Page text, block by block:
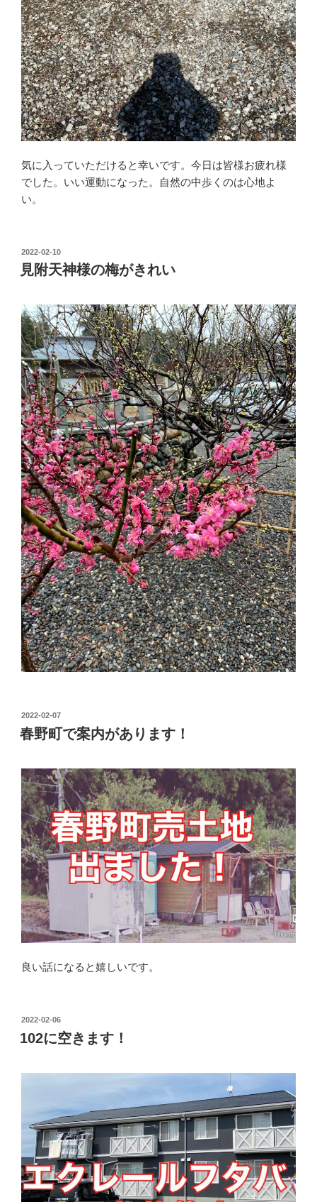
気に入っていただけると幸いです。今日は皆様お疲れ様
でした。いい運動になった。自然の中歩くのは心地よ
い。
投
稿
日:
2022-02-10
見附天神様の梅がきれい
投
稿
日:
2022-02-07
春野町で案内があります！
良い話になると嬉しいです。
投
稿
日:
2022-02-06
102に空きます！